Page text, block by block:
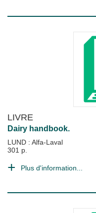
LIVRE
Dairy handbook.
LUND : Alfa-Laval
301 p.
Plus d'information...